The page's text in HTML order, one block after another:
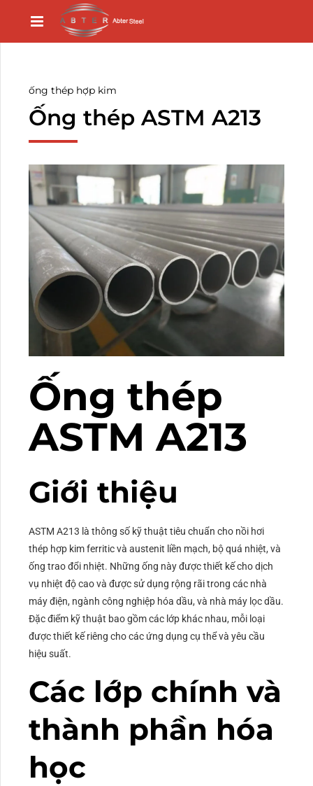
ống thép hợp kim
Ống thép ASTM A213
Ống thép
ASTM A213
Giới thiệu
ASTM A213 là thông số kỹ thuật tiêu chuẩn cho nồi hơi
thép hợp kim ferritic và austenit liền mạch, bộ quá nhiệt, và
ống trao đổi nhiệt. Những ống này được thiết kế cho dịch
vụ nhiệt độ cao và được sử dụng rộng rãi trong các nhà
máy điện, ngành công nghiệp hóa dầu, và nhà máy lọc dầu.
Đặc điểm kỹ thuật bao gồm các lớp khác nhau, mỗi loại
được thiết kế riêng cho các ứng dụng cụ thể và yêu cầu
hiệu suất.
Các lớp chính và
thành phần hóa
học